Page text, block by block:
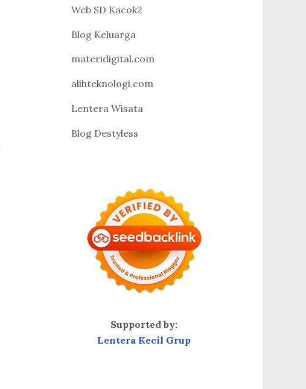
Web SD Kacok2
Blog Keluarga
materidigital.com
alihteknologi.com
Lentera Wisata
Blog Destyless
Supported by:
Lentera Kecil Grup